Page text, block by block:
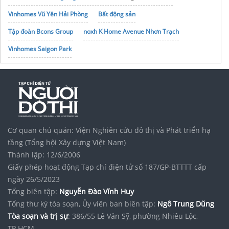
Vinhomes Vũ Yên Hải Phòng
Bất động sản
Tập đoàn Bcons Group
noxh K Home Avenue Nhơn Trạch
Vinhomes Saigon Park
Cơ quan chủ quản: Viện Nghiên cứu đô thị và Phát triển hạ
tầng (Tổng hội Xây dựng Việt Nam)
Thành lập: 12/6/2006
Giấy phép hoạt động Tạp chí điện tử số 187/GP-BTTTT cấp
ngày 26/5/2023
Tổng biên tập: Nguyễn Đào Vĩnh Huy
Tổng thư ký tòa soạn, Ủy viên ban biên tập: Ngô Trung Dũng
Tòa soạn và trị sự: 386/55 Lê Văn Sỹ, phường Nhiêu Lộc,